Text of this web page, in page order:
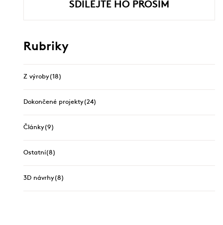
SDÍLEJTE HO PROSÍM
Rubriky
Z výroby(18)
Dokončené projekty(24)
Články(9)
Ostatní(8)
3D návrhy(8)